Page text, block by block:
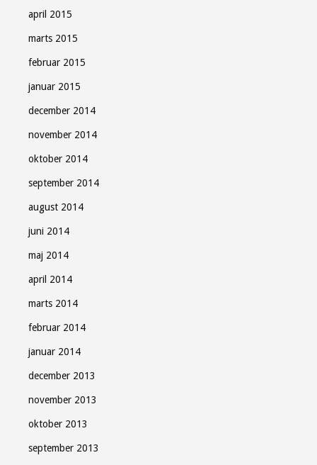
april 2015
marts 2015
februar 2015
januar 2015
december 2014
november 2014
oktober 2014
september 2014
august 2014
juni 2014
maj 2014
april 2014
marts 2014
februar 2014
januar 2014
december 2013
november 2013
oktober 2013
september 2013